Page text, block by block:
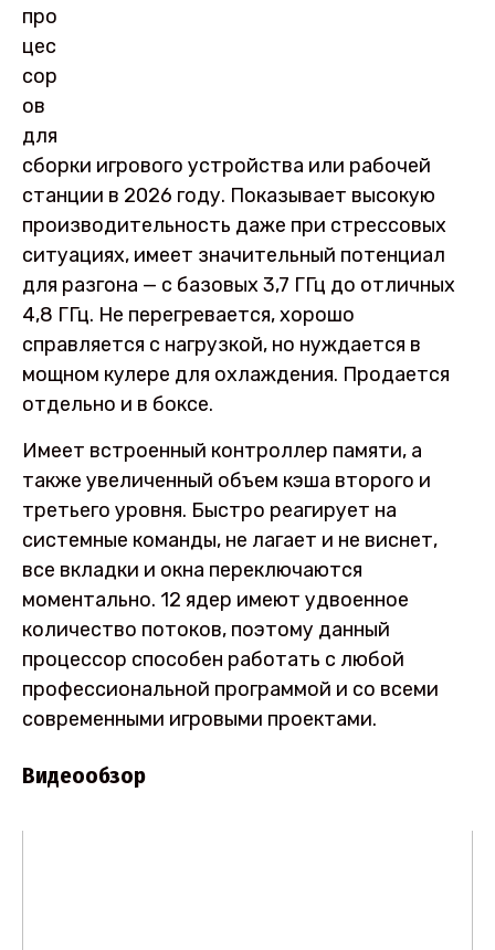
про
цес
сор
ов
для
сборки игрового устройства или рабочей
станции в 2026 году. Показывает высокую
производительность даже при стрессовых
ситуациях, имеет значительный потенциал
для разгона — с базовых 3,7 ГГц до отличных
4,8 ГГц. Не перегревается, хорошо
справляется с нагрузкой, но нуждается в
мощном кулере для охлаждения. Продается
отдельно и в боксе.
Имеет встроенный контроллер памяти, а
также увеличенный объем кэша второго и
третьего уровня. Быстро реагирует на
системные команды, не лагает и не виснет,
все вкладки и окна переключаются
моментально. 12 ядер имеют удвоенное
количество потоков, поэтому данный
процессор способен работать с любой
профессиональной программой и со всеми
современными игровыми проектами.
Видеообзор